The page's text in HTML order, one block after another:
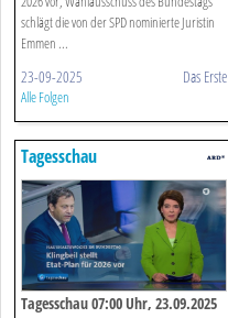
schlägt die von der SPD nominierte Juristin
Emmen ...
23-09-2025 Das Erste
Alle Folgen
Tagesschau
Tagesschau 07:00 Uhr, 23.09.2025